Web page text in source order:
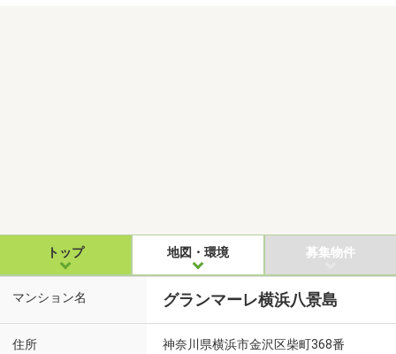
トップ 地図・環境 募集物件
マンション名 グランマーレ横浜八景島
住所 神奈川県横浜市金沢区柴町368番